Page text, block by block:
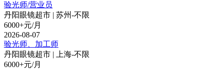
验光师/营业员
丹阳眼镜超市 | 苏州-不限
6000+元/月
2026-08-07
验光师、加工师
丹阳眼镜超市 | 上海-不限
6000+元/月